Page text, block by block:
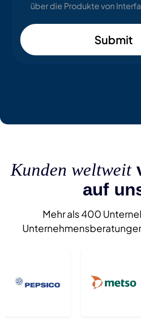
über die Produkte von
Submit
Kunden weltweit
auf
Mehr als 400